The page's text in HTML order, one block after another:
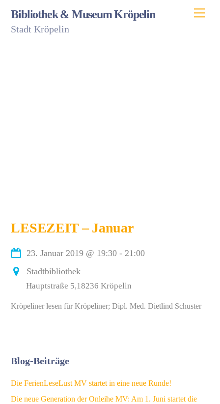
content
Bibliothek & Museum Kröpelin
Stadt Kröpelin
LESEZEIT – Januar
23. Januar 2019 @ 19:30 -21:00
Stadtbibliothek
Hauptstraße 5,18236 Kröpelin
Kröpeliner lesen für Kröpeliner; Dipl. Med. Dietlind Schuster
Blog-Beiträge
Die FerienLeseLust MV startet in eine neue Runde!
Die neue Generation der Onleihe MV: Am 1. Juni startet die